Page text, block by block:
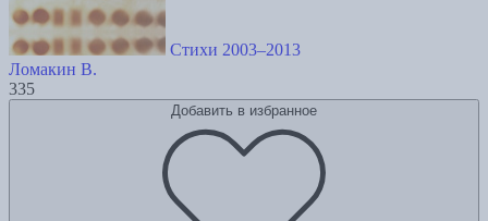
Стихи 2003–2013
Ломакин В.
335
Добавить в избранное